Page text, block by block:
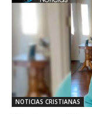
NOTICIAS CRISTIANAS